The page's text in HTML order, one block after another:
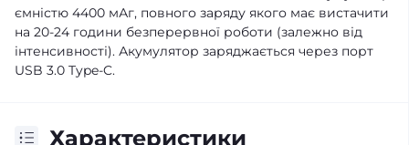
ємністю 4400 мАг, повного заряду якого має вистачити
на 20-24 години безперервної роботи (залежно від
інтенсивності). Акумулятор заряджається через порт
USB 3.0 Type-C.
Характеристики